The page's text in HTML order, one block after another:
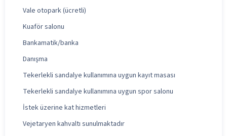
Vale otopark (ücretli)
Kuaför salonu
Bankamatik/banka
Danışma
Tekerlekli sandalye kullanımına uygun kayıt masası
Tekerlekli sandalye kullanımına uygun spor salonu
İstek üzerine kat hizmetleri
Vejetaryen kahvaltı sunulmaktadır